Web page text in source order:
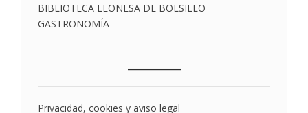
BIBLIOTECA LEONESA DE BOLSILLO
GASTRONOMÍA
Privacidad, cookies y aviso legal